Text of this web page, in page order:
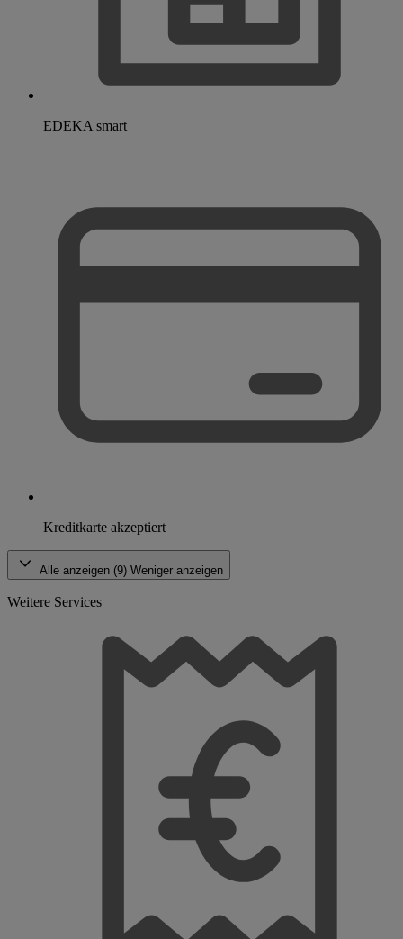
EDEKA smart
Kreditkarte akzeptiert
Alle anzeigen (9) Weniger anzeigen
Weitere Services